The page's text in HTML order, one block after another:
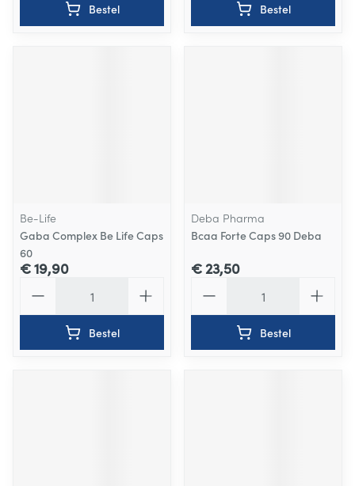
Bestel Bestel
Be-Life
Gaba Complex Be Life Caps
60
€ 19,90
Bestel
Deba Pharma
Bcaa Forte Caps 90 Deba
€ 23,50
Bestel